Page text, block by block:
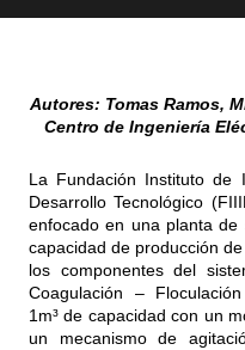
Autores: Tomas Ramos,
Centro de Ingeniería
La Fundación Instituto de
Desarrollo Tecnológico
enfocado en una planta
capacidad de producción
los componentes del
Coagulación –
1m³ de capacidad con un
un mecanismo de